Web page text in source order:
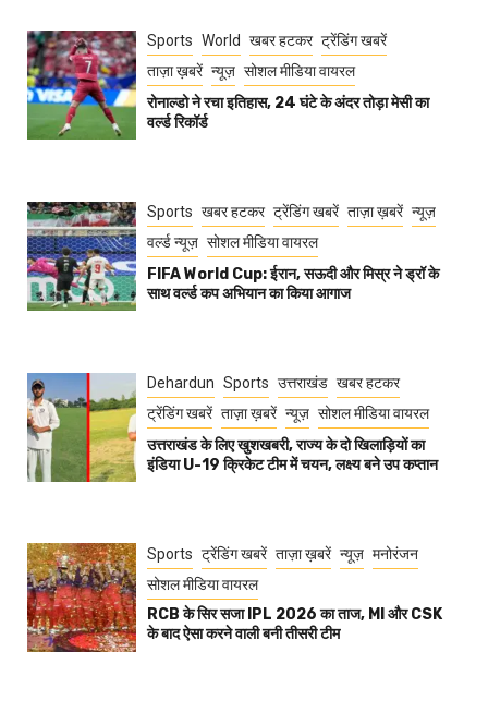
Sports World खबर हटकर ट्रेंडिंग खबरें
ताज़ा ख़बरें न्यूज़ सोशल मीडिया वायरल
रोनाल्डो ने रचा इतिहास, 24 घंटे के अंदर तोड़ा मेसी का
वर्ल्ड रिकॉर्ड
Sports खबर हटकर ट्रेंडिंग खबरें ताज़ा ख़बरें न्यूज़
वर्ल्ड न्यूज़ सोशल मीडिया वायरल
FIFA World Cup: ईरान, सऊदी और मिस्र ने ड्रॉ के
साथ वर्ल्ड कप अभियान का किया आगाज
Dehardun Sports उत्तराखंड खबर हटकर
ट्रेंडिंग खबरें ताज़ा ख़बरें न्यूज़ सोशल मीडिया वायरल
उत्तराखंड के लिए खुशखबरी, राज्य के दो खिलाड़ियों का
इंडिया U-19 क्रिकेट टीम में चयन, लक्ष्य बने उप कप्तान
Sports ट्रेंडिंग खबरें ताज़ा ख़बरें न्यूज़ मनोरंजन
सोशल मीडिया वायरल
RCB के सिर सजा IPL 2026 का ताज, MI और CSK
के बाद ऐसा करने वाली बनी तीसरी टीम